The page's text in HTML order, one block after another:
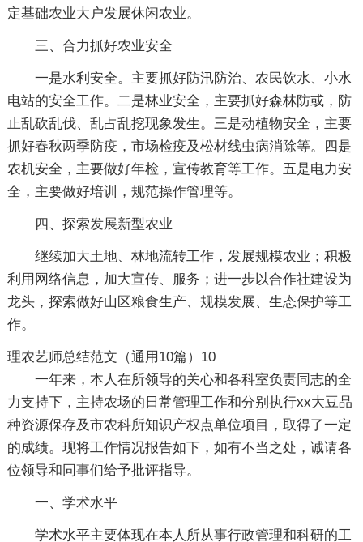
定基础农业大户发展休闲农业。
三、合力抓好农业安全
一是水利安全。主要抓好防汛防治、农民饮水、小水
电站的安全工作。二是林业安全，主要抓好森林防或，防
止乱砍乱伐、乱占乱挖现象发生。三是动植物安全，主要
抓好春秋两季防疫，市场检疫及松材线虫病消除等。四是
农机安全，主要做好年检，宣传教育等工作。五是电力安
全，主要做好培训，规范操作管理等。
四、探索发展新型农业
继续加大土地、林地流转工作，发展规模农业；积极
利用网络信息，加大宣传、服务；进一步以合作社建设为
龙头，探索做好山区粮食生产、规模发展、生态保护等工
作。
理农艺师总结范文（通用10篇）10
一年来，本人在所领导的关心和各科室负责同志的全
力支持下，主持农场的日常管理工作和分别执行xx大豆品
种资源保存及市农科所知识产权点单位项目，取得了一定
的成绩。现将工作情况报告如下，如有不当之处，诚请各
位领导和同事们给予批评指导。
一、学术水平
学术水平主要体现在本人所从事行政管理和科研的工